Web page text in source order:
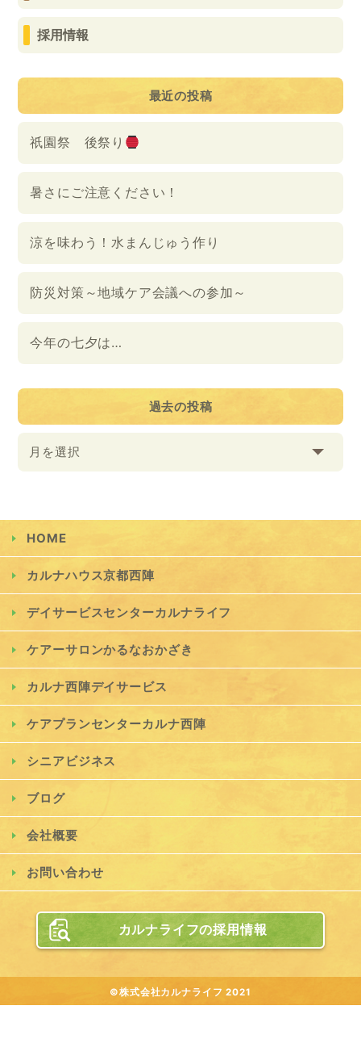
採用情報
最近の投稿
祇園祭 後祭り
暑さにご注意ください！
涼を味わう！水まんじゅう作り
防災対策～地域ケア会議への参加～
今年の七夕は…
過去の投稿
月を選択
HOME
カルナハウス京都西陣
デイサービスセンターカルナライフ
ケアーサロンかるなおかざき
カルナ西陣デイサービス
ケアプランセンターカルナ西陣
シニアビジネス
ブログ
会社概要
お問い合わせ
カルナライフの採用情報
©株式会社カルナライフ 2021